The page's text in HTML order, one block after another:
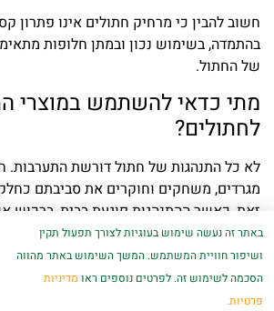
חשוב להבין כי מרחיק חתולים אינו פתרון
בהתמדה, בשימוש נכון ובמתן חלופות
של החתול.
מתי כדאי להשתמש במוצרי
לחתולים?
לא כל התנהגות של חתול דורשת התערבות.
מגרדים, משחקים וחוקרים את סביבתם
זאת, כאשר ההתנהגות פוגעת בבית, ברכוש
עצמו, מומלץ לשקול שימוש במוצרי התניה.
מצבים נפוצים כוללים:
באתר זה נעשה שימוש בעוגיות לצורך תפעול תקין
ושיפור חוויית המשתמש. המשך השימוש באתר מהווה
הסכמה לשימוש זה. לפרטים נוספים ראו מדיניות
פרטיות.